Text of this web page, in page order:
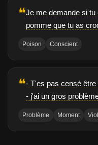
❝Je me demande si
pomme que tu as
Poison Conscient
❝- T'es pas censé être
- j'ai un gros
Problème Moment